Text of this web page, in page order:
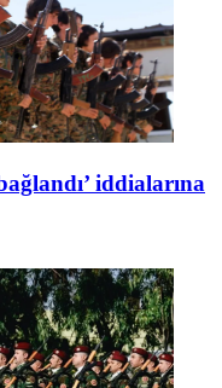
iddialarına